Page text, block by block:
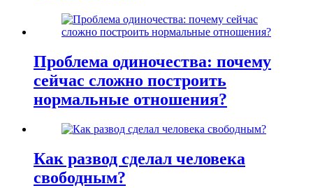
Проблема одиночества: почему
сейчас сложно построить
нормальные отношения?
Как развод сделал человека
свободным?